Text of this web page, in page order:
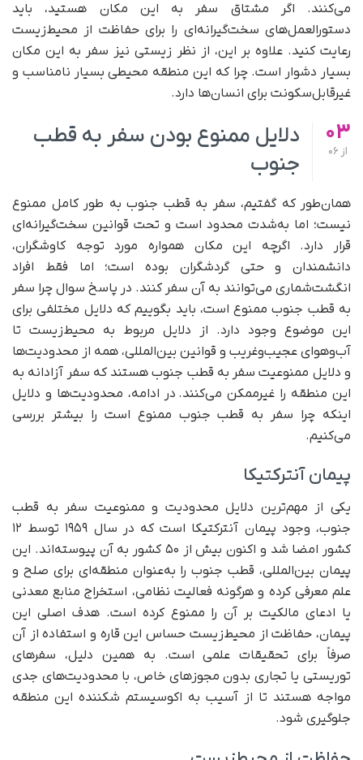
می‌کنند. اگر مشتاق سفر به این مکان هستید، باید
دستورالعمل‌های سخت‌گیرانه‌ای را برای حفاظت از محیط‌زیست
رعایت کنید. علاوه بر این، از نظر زیستی نیز سفر به این مکان
بسیار دشوار است. چرا که این منطقه محیطی بسیار نامناسب و
غیرقابل‌سکونت برای انسان‌ها دارد.
03
از
دلایل ممنوع بودن سفر به قطب
جنوب
همان‌طور که گفتیم، سفر به قطب جنوب به طور کامل ممنوع
نیست؛ اما به‌شدت محدود است و تحت قوانین سخت‌گیرانه‌ای
قرار دارد. اگرچه این مکان همواره مورد توجه کاوشگران،
دانشمندان و حتی گردشگران بوده است؛ اما فقط افراد
انگشت‌شماری می‌توانند به آن سفر کنند. در پاسخ سوال چرا سفر
به قطب جنوب ممنوع است، باید بگوییم که دلایل مختلفی برای
این موضوع وجود دارد. از دلایل مربوط به محیط‌زیست تا
آب‌و‌هوای عجیب‌و‌غریب و قوانین بین‌المللی، همه از محدودیت‌ها
و دلایل ممنوعیت سفر به قطب جنوب هستند که سفر آزادانه به
این منطقه را غیر‌ممکن می‌کنند. در ادامه، محدودیت‌ها و دلایل
اینکه چرا سفر به قطب جنوب ممنوع است را بیشتر بررسی
می‌کنیم.
پیمان آنترکتیکا
یکی از مهم‌ترین دلایل محدودیت و ممنوعیت سفر به قطب
جنوب، وجود پیمان آنترکتیکا است که در سال ۱۹۵۹ توسط ۱۲
کشور امضا شد و اکنون بیش از ۵۰ کشور به آن پیوسته‌اند. این
پیمان بین‌المللی، قطب جنوب را به‌عنوان منطقه‌ای برای صلح و
علم معرفی کرده و هرگونه فعالیت نظامی، استخراج منابع معدنی
یا ادعای مالکیت بر آن را ممنوع کرده است. هدف اصلی این
پیمان، حفاظت از محیط‌زیست حساس این قاره و استفاده از آن
صرفاً برای تحقیقات علمی است. به همین دلیل، سفرهای
توریستی یا تجاری بدون مجوزهای خاص، با محدودیت‌های جدی
مواجه هستند تا از آسیب به اکوسیستم شکننده این منطقه
جلوگیری شود.